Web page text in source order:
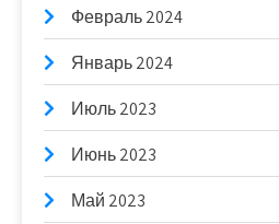
Февраль 2024
Январь 2024
Июль 2023
Июнь 2023
Май 2023